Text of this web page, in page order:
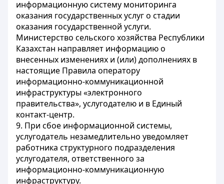
информационную систему мониторинга
оказания государственных услуг о стадии
оказания государственной услуги.
Министерство сельского хозяйства Республики
Казахстан направляет информацию о
внесенных изменениях и (или) дополнениях в
настоящие Правила оператору
информационно-коммуникационной
инфраструктуры «электронного
правительства», услугодателю и в Единый
контакт-центр.
9. При сбое информационной системы,
услугодатель незамедлительно уведомляет
работника структурного подразделения
услугодателя, ответственного за
информационно-коммуникационную
инфраструктуру.